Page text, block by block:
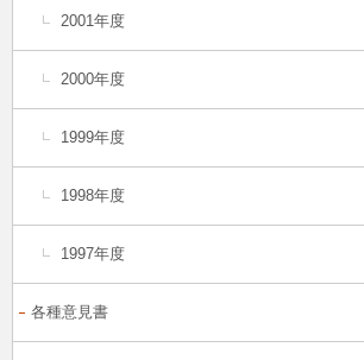
2001年度
2000年度
1999年度
1998年度
1997年度
各種意見書